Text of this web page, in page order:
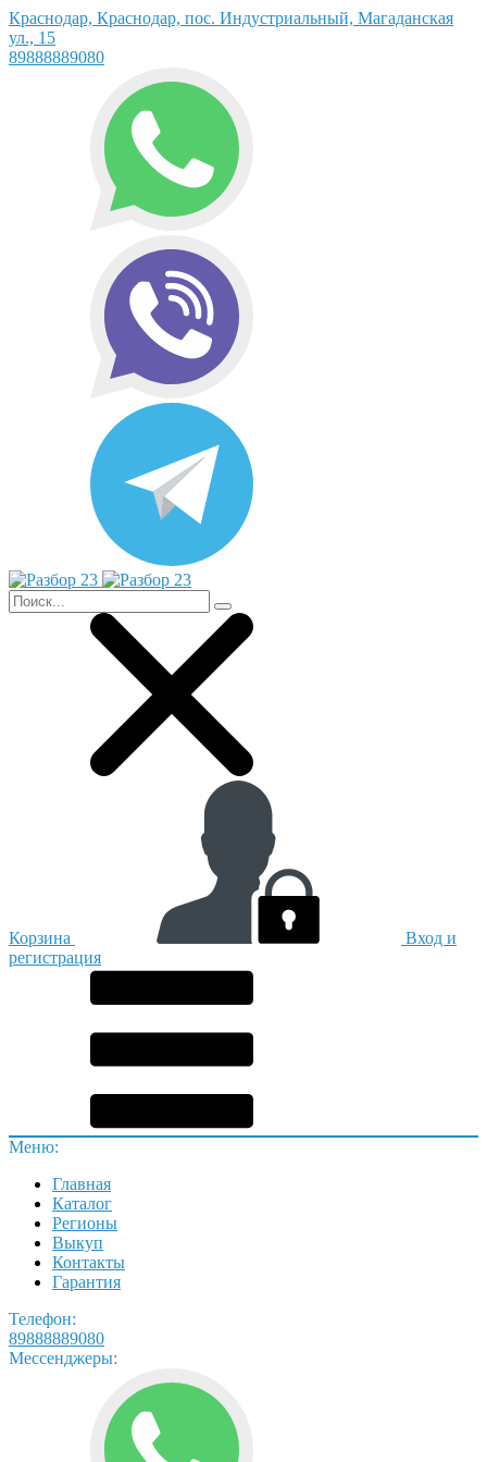
Краснодар, Краснодар, пос. Индустриальный, Магаданская
ул., 15
89888889080
Корзина
Вход и
регистрация
Меню:
Главная
Каталог
Регионы
Выкуп
Контакты
Гарантия
Телефон:
89888889080
Мессенджеры: